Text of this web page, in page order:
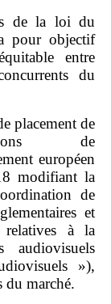
de la loi du
pour objectif
entre
du
placement de
de
européen
modifiant la
de
et
relatives à la
audiovisuels
»),
du marché.